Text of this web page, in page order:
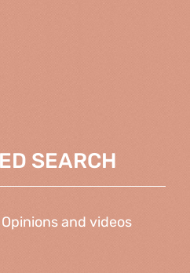
SEARCH
and videos